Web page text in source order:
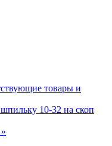
товары и
10-32 на скоп